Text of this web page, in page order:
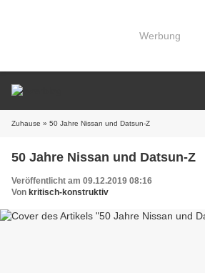
Werbung
Zuhause » 50 Jahre Nissan und Datsun-Z
50 Jahre Nissan und Datsun-Z
Veröffentlicht am 09.12.2019 08:16
Von kritisch-konstruktiv